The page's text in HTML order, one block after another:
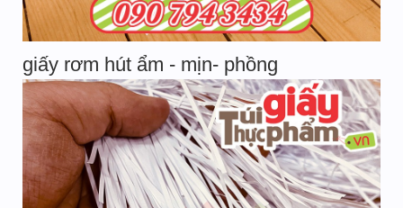
giấy rơm hút ẩm - mịn- phồng